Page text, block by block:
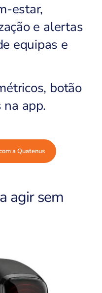
estar,
e alertas
equipas e
botão
na app.
a Quatenus
agir sem